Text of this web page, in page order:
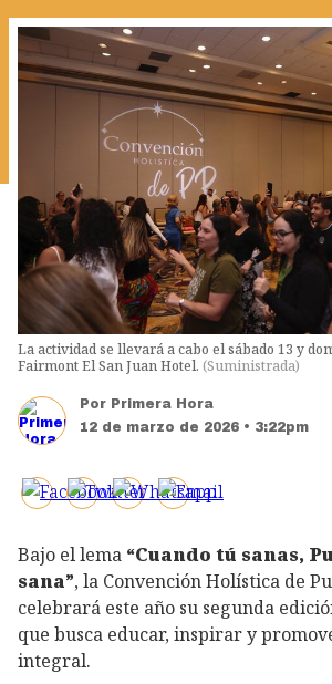
La actividad se llevará a cabo el sábado 13 y
Fairmont El San Juan Hotel. (Suministrada)
Por Primera Hora
12 de marzo de 2026 • 3:22pm
Bajo el lema “Cuando tú sanas,
sana”, la Convención Holística de
celebrará este año su segunda
que busca educar, inspirar y
integral.